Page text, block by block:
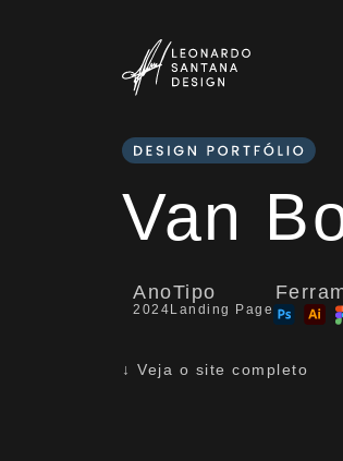
Van
AnoTipo
2024 Landing Page
↓ Veja o site completo